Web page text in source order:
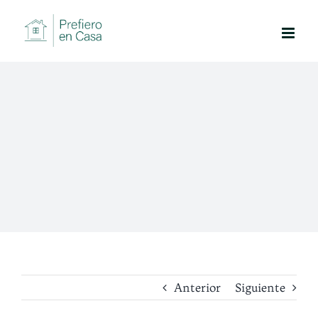
contenido
Anterior Siguiente